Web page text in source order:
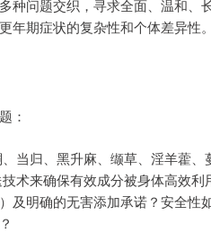
种问题交织，寻求全面、温和、
期症状的复杂性和个体差异性。
：
当归、黑升麻、缬草、淫羊藿、
术来确保有效成分被身体高效
及明确的无害添加承诺？安全性